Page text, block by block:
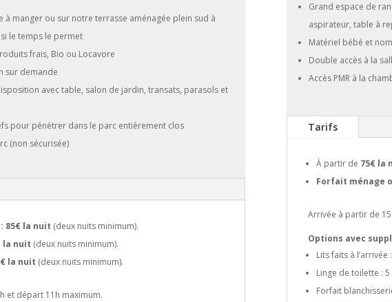
à manger ou sur notre terrasse aménagée plein sud à
le temps le permet
frais, Bio ou Locavore
sur demande
avec table, salon de jardin, transats, parasols et
pour pénétrer dans le parc entièrement clos
(non sécurisée)
85€ la nuit (deux nuits minimum).
la nuit (deux nuits minimum).
la nuit (deux nuits minimum).
et départ 11h maximum.
Grand espace de
aspirateur, table à
Matériel bébé et
Double accès à la
Accès PMR à la
Tarifs
À partir de 75€ la
Forfait ménage
Arrivée à partir de
Options avec
Lits faits à
Linge de toilette :
Forfait